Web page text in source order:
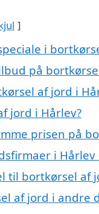
i
på
af jord i
jord i Hårlev?
prisen på
i
til bortkørsel
af jord i andre